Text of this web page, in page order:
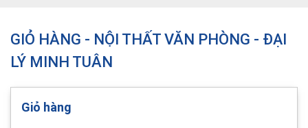
GIỎ HÀNG - NỘI THẤT VĂN PHÒNG - ĐẠI
LÝ MINH TUÂN
Giỏ hàng